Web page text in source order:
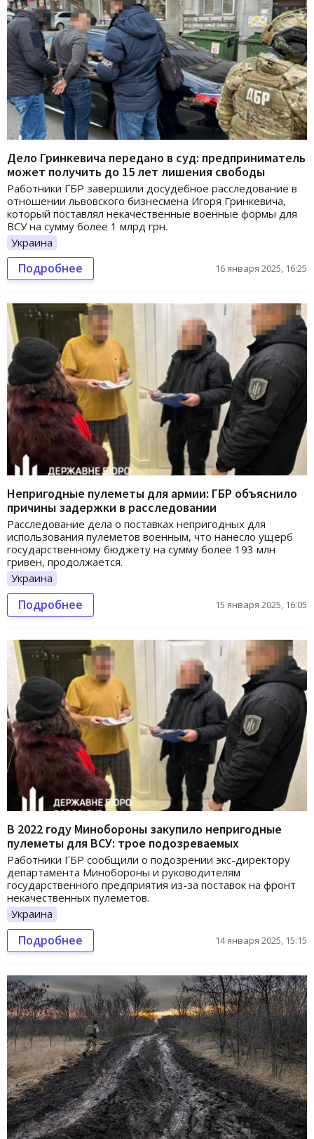
Дело Гринкевича передано в суд: предприниматель
может получить до 15 лет лишения свободы
Работники ГБР завершили досудебное расследование в
отношении львовского бизнесмена Игоря Гринкевича,
который поставлял некачественные военные формы для
ВСУ на сумму более 1 млрд грн.
Украина
Подробнее 16 января 2025, 16:25
Непригодные пулеметы для армии: ГБР объяснило
причины задержки в расследовании
Расследование дела о поставках непригодных для
использования пулеметов военным, что нанесло ущерб
государственному бюджету на сумму более 193 млн
гривен, продолжается.
Украина
Подробнее 15 января 2025, 16:05
В 2022 году Минобороны закупило непригодные
пулеметы для ВСУ: трое подозреваемых
Работники ГБР сообщили о подозрении экс-директору
департамента Минобороны и руководителям
государственного предприятия из-за поставок на фронт
некачественных пулеметов.
Украина
Подробнее 14 января 2025, 15:15